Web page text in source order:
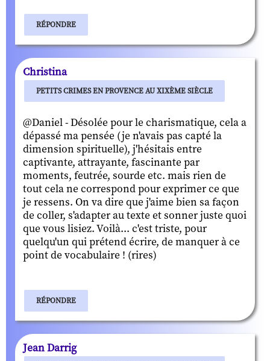
RÉPONDRE
Christina
PETITS CRIMES EN PROVENCE AU XIXÈME SIÈCLE
@Daniel - Désolée pour le charismatique, cela a
dépassé ma pensée (je n'avais pas capté la
dimension spirituelle), j'hésitais entre
captivante, attrayante, fascinante par
moments, feutrée, sourde etc. mais rien de
tout cela ne correspond pour exprimer ce que
je ressens. On va dire que j'aime bien sa façon
de coller, s'adapter au texte et sonner juste quoi
que vous lisiez. Voilà... c'est triste, pour
quelqu'un qui prétend écrire, de manquer à ce
point de vocabulaire ! (rires)
RÉPONDRE
Jean Darrig